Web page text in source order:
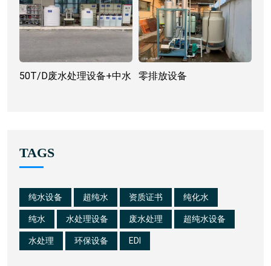
50T/D废水处理设备+中水 零排放设备
TAGS
纯水设备 超纯水 资质证书 纯化水
纯水 水处理设备 废水处理 超纯水设备
水处理 环保设备 EDI